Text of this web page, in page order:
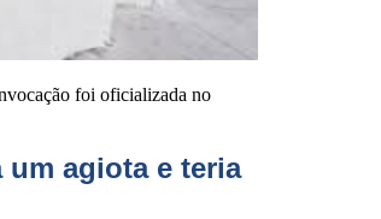
foi oficializada no
um agiota e teria